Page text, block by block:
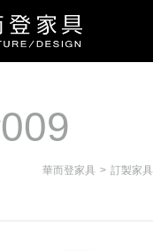
華而登家具 訂製家具